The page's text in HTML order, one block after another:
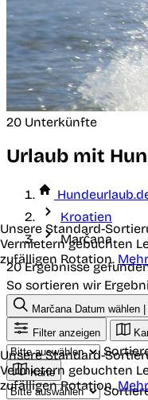
20 Unterkünfte
Urlaub mit
Kroatien
Marčana
20 Ergebnisse
So sortieren wir
Unsere Standard-
Vermietern gebuchten
zufälligen Rotation.
Marčana Datum wählen
Filter anzeigen
Karte
Unsere Standard-
Vermietern gebuchten
zufälligen Rotation.